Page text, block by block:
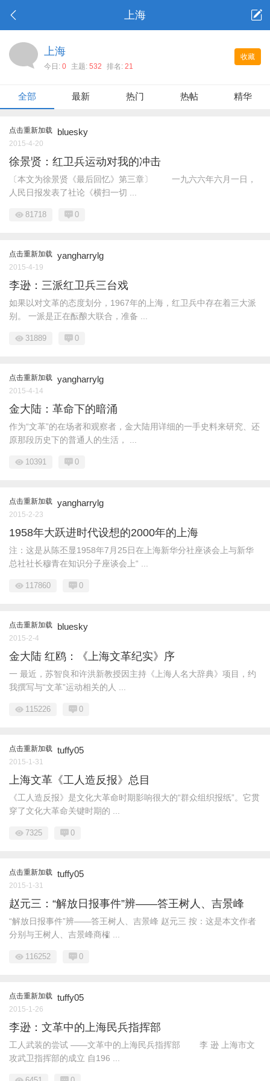
上海
收藏
上海
今日: 0 主题: 532 排名: 21
全部 最新 热门 热帖 精华
点击重新加载 bluesky
2015-4-20
徐景贤：红卫兵运动对我的冲击
〔本文为徐景贤《最后回忆》第三章〕 一九六六年六月一日，
人民日报发表了社论《横扫一切 ...
81718 0
点击重新加载 yangharrylg
2015-4-19
李逊：三派红卫兵三台戏
如果以对文革的态度划分，1967年的上海，红卫兵中存在着三大派
别。 一派是正在酝酿大联合，准备 ...
31889 0
点击重新加载 yangharrylg
2015-4-14
金大陆：革命下的暗涌
作为“文革”的在场者和观察者，金大陆用详细的一手史料来研究、还
原那段历史下的普通人的生活， ...
10391 0
点击重新加载 yangharrylg
2015-2-23
1958年大跃进时代设想的2000年的上海
注：这是从陈丕显1958年7月25日在上海新华分社座谈会上与新华
总社社长穆青在知识分子座谈会上“ ...
117860 0
点击重新加载 bluesky
2015-2-4
金大陆 红鸥：《上海文革纪实》序
一 最近，苏智良和许洪新教授因主持《上海人名大辞典》项目，约
我撰写与“文革”运动相关的人 ...
115226 0
点击重新加载 tuffy05
2015-1-31
上海文革《工人造反报》总目
《工人造反报》是文化大革命时期影响很大的“群众组织报纸”。它贯
穿了文化大革命关键时期的 ...
7325 0
点击重新加载 tuffy05
2015-1-31
赵元三：“解放日报事件”辨——答王树人、吉景峰
“解放日报事件”辨——答王树人、吉景峰 赵元三 按：这是本文作者
分别与王树人、吉景峰商榷 ...
116252 0
点击重新加载 tuffy05
2015-1-26
李逊：文革中的上海民兵指挥部
工人武装的尝试 ——文革中的上海民兵指挥部 李 逊 上海市文
攻武卫指挥部的成立 自196 ...